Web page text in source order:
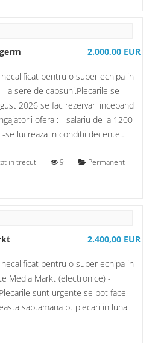
2.000,00 EUR
pentru o super echipa in
la sere de capsuni.Plecarile se
2026 se fac rezervari incepand
ofera : - salariu de la 1200
se lucreaza in conditii decente…
in trecut 9
Permanent
2.400,00 EUR
pentru o super echipa in
Media Markt (electronice) -
sunt urgente se pot face
saptamana pt plecari in luna